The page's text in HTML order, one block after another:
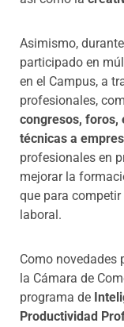
Asimismo,
participado en
en el Campus, a
profesionales,
congresos, foros,
técnicas a
profesionales en
mejorar la
que para
laboral.
Como novedades
la Cámara de
programa de
Productividad